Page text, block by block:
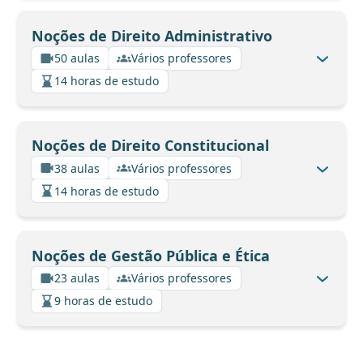
Noções de Direito Administrativo
50 aulas
Vários professores
14 horas de estudo
Noções de Direito Constitucional
38 aulas
Vários professores
14 horas de estudo
Noções de Gestão Pública e Ética
23 aulas
Vários professores
9 horas de estudo